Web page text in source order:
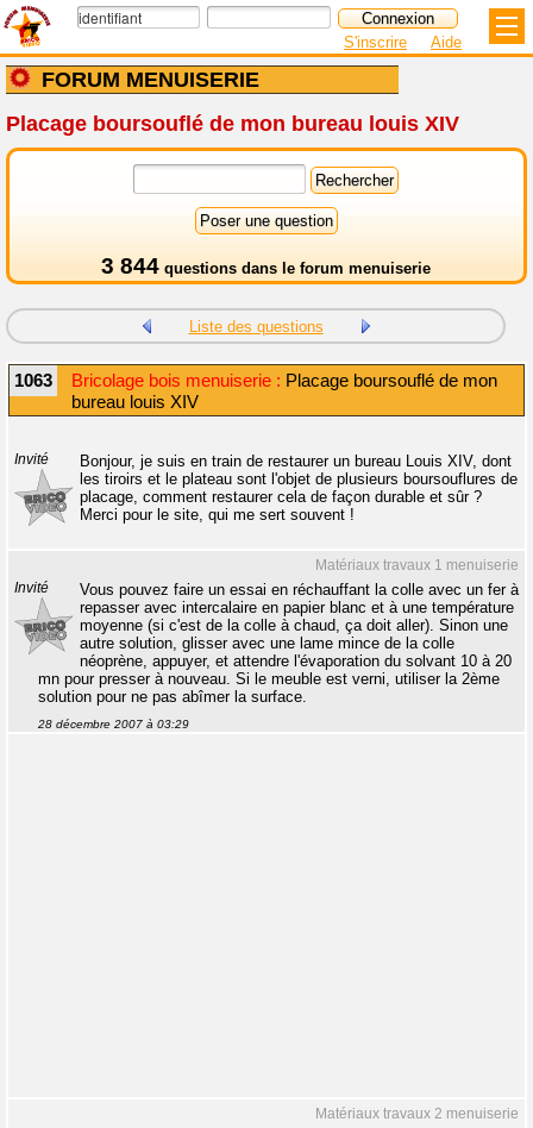
FORUM MENUISERIE
S'inscrire Aide
Placage boursouflé de mon bureau louis XIV
3 844 questions dans le forum menuiserie
Liste des questions
1063 Bricolage bois menuiserie : Placage boursouflé de mon
bureau louis XIV
Invité
Bonjour, je suis en train de restaurer un bureau Louis XIV, dont
les tiroirs et le plateau sont l'objet de plusieurs boursouflures de
placage, comment restaurer cela de façon durable et sûr ?
Merci pour le site, qui me sert souvent !
Matériaux travaux 1 menuiserie
Invité
Vous pouvez faire un essai en réchauffant la colle avec un fer à
repasser avec intercalaire en papier blanc et à une température
moyenne (si c'est de la colle à chaud, ça doit aller). Sinon une
autre solution, glisser avec une lame mince de la colle
néoprène, appuyer, et attendre l'évaporation du solvant 10 à 20
mn pour presser à nouveau. Si le meuble est verni, utiliser la 2ème
solution pour ne pas abîmer la surface.
28 décembre 2007 à 03:29
Matériaux travaux 2 menuiserie